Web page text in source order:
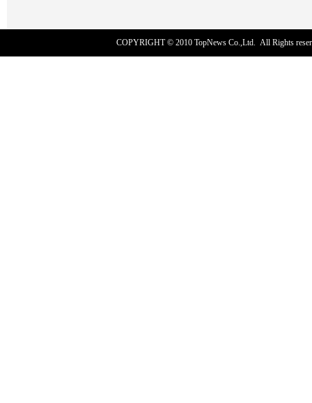
COPYRIGHT © 2010 TopNews Co.,Ltd. All Rights